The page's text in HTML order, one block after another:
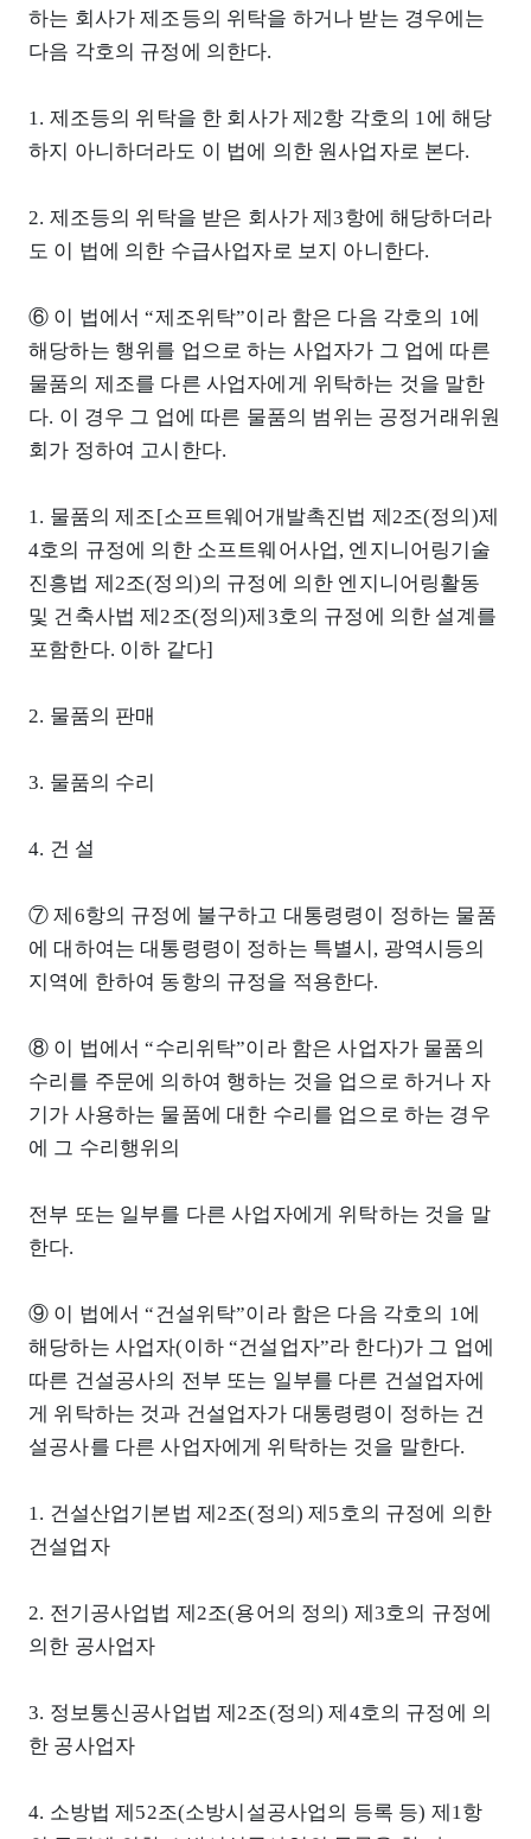
하는 회사가 제조등의 위탁을 하거나 받는 경우에는
다음 각호의 규정에 의한다.
1. 제조등의 위탁을 한 회사가 제2항 각호의 1에 해당
하지 아니하더라도 이 법에 의한 원사업자로 본다.
2. 제조등의 위탁을 받은 회사가 제3항에 해당하더라
도 이 법에 의한 수급사업자로 보지 아니한다.
⑥ 이 법에서 “제조위탁”이라 함은 다음 각호의 1에
해당하는 행위를 업으로 하는 사업자가 그 업에 따른
물품의 제조를 다른 사업자에게 위탁하는 것을 말한
다. 이 경우 그 업에 따른 물품의 범위는 공정거래위원
회가 정하여 고시한다.
1. 물품의 제조[소프트웨어개발촉진법 제2조(정의)제
4호의 규정에 의한 소프트웨어사업, 엔지니어링기술
진흥법 제2조(정의)의 규정에 의한 엔지니어링활동
및 건축사법 제2조(정의)제3호의 규정에 의한 설계를
포함한다. 이하 같다]
2. 물품의 판매
3. 물품의 수리
4. 건 설
⑦ 제6항의 규정에 불구하고 대통령령이 정하는 물품
에 대하여는 대통령령이 정하는 특별시, 광역시등의
지역에 한하여 동항의 규정을 적용한다.
⑧ 이 법에서 “수리위탁”이라 함은 사업자가 물품의
수리를 주문에 의하여 행하는 것을 업으로 하거나 자
기가 사용하는 물품에 대한 수리를 업으로 하는 경우
에 그 수리행위의
전부 또는 일부를 다른 사업자에게 위탁하는 것을 말
한다.
⑨ 이 법에서 “건설위탁”이라 함은 다음 각호의 1에
해당하는 사업자(이하 “건설업자”라 한다)가 그 업에
따른 건설공사의 전부 또는 일부를 다른 건설업자에
게 위탁하는 것과 건설업자가 대통령령이 정하는 건
설공사를 다른 사업자에게 위탁하는 것을 말한다.
1. 건설산업기본법 제2조(정의) 제5호의 규정에 의한
건설업자
2. 전기공사업법 제2조(용어의 정의) 제3호의 규정에
의한 공사업자
3. 정보통신공사업법 제2조(정의) 제4호의 규정에 의
한 공사업자
4. 소방법 제52조(소방시설공사업의 등록 등) 제1항